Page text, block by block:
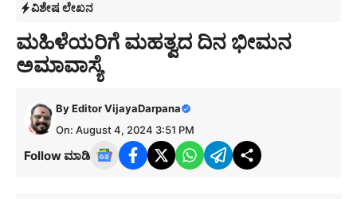
ವಿಶೇಷ ಲೇಖನ
ಮಹಿಳೆಯರಿಗೆ ಮಹತ್ವದ ದಿನ ಭೀಮನ
ಅಮಾವಾಸ್ಯೆ
ByEditor VijayaDarpana
On: August 4, 2024 3:51 PM
Follow ಮಾಡಿ